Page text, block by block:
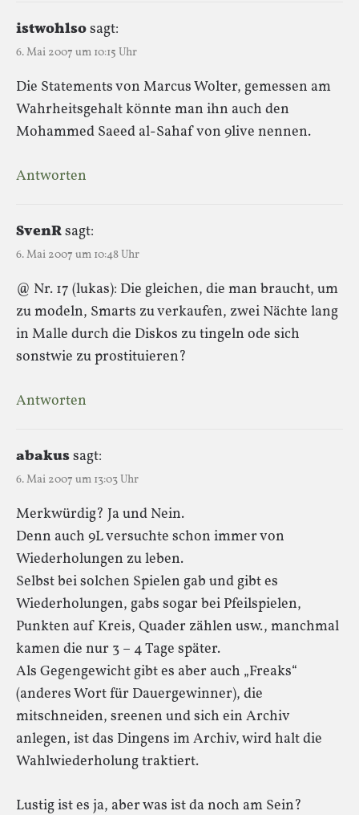
istwohlsosagt:
6. Mai 2007 um 10:15 Uhr
Die Statements von Marcus Wolter, gemessen am
Wahrheitsgehalt könnte man ihn auch den
Mohammed Saeed al-Sahaf von 9live nennen.
Antworten
SvenRsagt:
6. Mai 2007 um 10:48 Uhr
@ Nr. 17 (lukas): Die gleichen, die man braucht, um
zu modeln, Smarts zu verkaufen, zwei Nächte lang
in Malle durch die Diskos zu tingeln ode sich
sonstwie zu prostituieren?
Antworten
abakussagt:
6. Mai 2007 um 13:03 Uhr
Merkwürdig? Ja und Nein.
Denn auch 9L versuchte schon immer von
Wiederholungen zu leben.
Selbst bei solchen Spielen gab und gibt es
Wiederholungen, gabs sogar bei Pfeilspielen,
Punkten auf Kreis, Quader zählen usw., manchmal
kamen die nur 3 – 4 Tage später.
Als Gegengewicht gibt es aber auch „Freaks“
(anderes Wort für Dauergewinner), die
mitschneiden, sreenen und sich ein Archiv
anlegen, ist das Dingens im Archiv, wird halt die
Wahlwiederholung traktiert.
Lustig ist es ja, aber was ist da noch am Sein?